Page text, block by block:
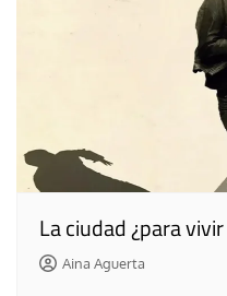
La ciudad ¿para
Aina Aguerta